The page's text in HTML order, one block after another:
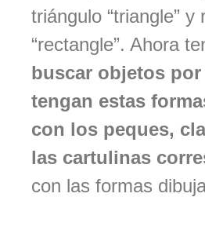
triángulo “triangle” y
“rectangle”. Ahora
buscar objetos por
tengan estas
con los peques,
las cartulinas
con las formas